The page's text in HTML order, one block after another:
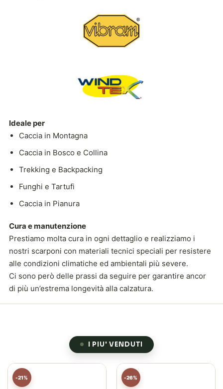
Ideale per
Caccia in Montagna
Caccia in Bosco e Collina
Trekking e Backpacking
Funghi e Tartufi
Caccia in Pianura
Cura e manutenzione
Prestiamo molta cura in ogni dettaglio e realizziamo i
nostri scarponi con materiali tecnici speciali per resistere
alle condizioni climatiche ed ambientali più severe.
Ci sono però delle prassi da seguire per garantire ancor
di più un’estrema longevità alla calzatura.
I PIU' VENDUTI
-21% -26%